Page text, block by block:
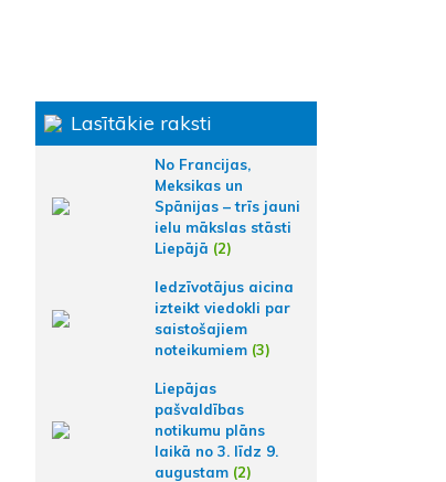
Lasītākie raksti
No Francijas,
Meksikas un
Spānijas – trīs jauni
ielu mākslas stāsti
Liepājā (2)
Iedzīvotājus aicina
izteikt viedokli par
saistošajiem
noteikumiem (3)
Liepājas
pašvaldības
notikumu plāns
laikā no 3. līdz 9.
augustam (2)